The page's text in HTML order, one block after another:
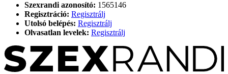
Szexrandi azonosító: 1565146
Regisztráció: Regisztrálj
Utolsó belépés: Regisztrálj
Olvasatlan levelek: Regisztrálj